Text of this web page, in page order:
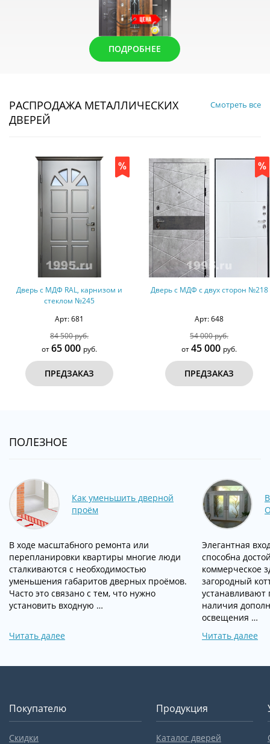
ПОДРОБНЕЕ
РАСПРОДАЖА МЕТАЛЛИЧЕСКИХ
ДВЕРЕЙ
Смотреть все
Дверь с МДФ с двух сторон №218
Арт: 648
54 000 руб.
от45 000руб.
ПРЕДЗАКАЗ
Дверь с порошковым
Арт: 58
19 600 руб.
от18 000руб.
ПРЕДЗАКАЗ
ПОЛЕЗНОЕ
Как уменьшить дверной
проём
В ходе масштабного ремонта или
перепланировки квартиры многие люди
сталкиваются с необходимостью
уменьшения габаритов дверных проёмов.
Часто это связано с тем, что нужно
установить входную …
Читать далее
Элегантная
способна
коммерческое
загородный
устанавливают
наличия
освещения …
Читать далее
Покупателю
Скидки
Продукция
Каталог дверей